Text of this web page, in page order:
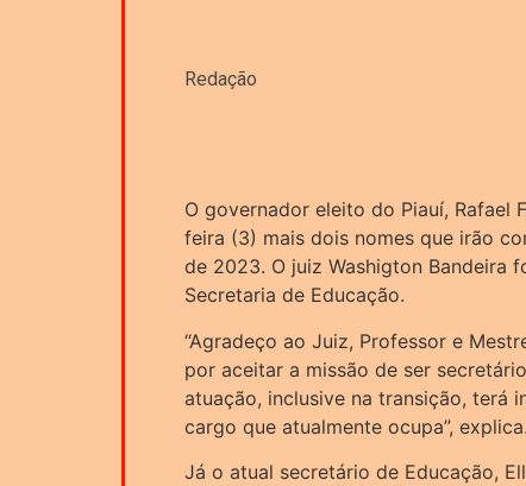
Redação
O governador eleito do Piauí, Rafael
feira (3) mais dois nomes que irão
de 2023. O juiz Washigton Bandeira
Secretaria de Educação.
“Agradeço ao Juiz, Professor e
por aceitar a missão de ser
atuação, inclusive na transição, terá
cargo que atualmente ocupa”, explica.
Já o atual secretário de Educação,